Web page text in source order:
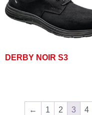
DERBY NOIR S3
← 1 2 3 4